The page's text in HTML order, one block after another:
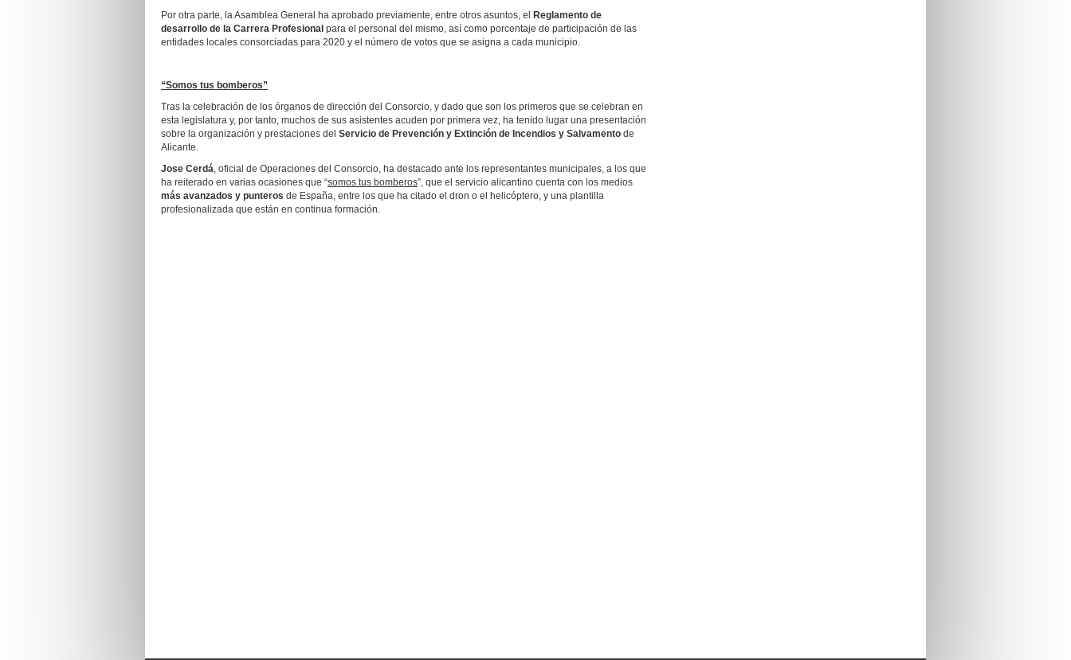
Por otra parte, la Asamblea General ha aprobado previamente, entre otros asuntos, el
Reglamento de
desarrollo de la Carrera Profesional para el personal del mismo, así como porcentaje de participación de las
entidades locales consorciadas para 2020 y el número de votos que se asigna a cada municipio.
“Somos tus bomberos”
Tras la celebración de los órganos de dirección del Consorcio, y dado que son los primeros que se celebran en
esta legislatura y, por tanto, muchos de sus asistentes acuden por primera vez, ha tenido lugar una presentación
sobre la organización y prestaciones del Servicio de Prevención y Extinción de Incendios y Salvamento de
Alicante.
Jose Cerdá, oficial de Operaciones del Consorcio, ha destacado ante los representantes municipales, a los que
ha reiterado en varias ocasiones que “somos tus bomberos”, que el servicio alicantino cuenta con los medios
más avanzados y punteros de España, entre los que ha citado el dron o el helicóptero, y una plantilla
profesionalizada que están en continua formación.